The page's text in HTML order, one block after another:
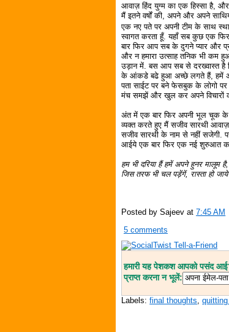
आवाज़ हिंद युग्म का एक हिस्सा है,
मैं इतने वर्षों की, अपने और अपने
एक नए पते पर अपनी टीम के साथ
स्वागत करता हूँ. यहाँ सब कुछ एक फिर
बार फिर आप सब के दुगने प्यार और
और न हमारा उत्साह तनिक भी कम
उड़ान में. बस आप सब से दरख्वास्त है
के आंकडे बढे हुआ अच्छे लगते हैं, हमें
पता साईट पर बने फेसबुक के लोगो
मंच समझें और खुल कर अपने विचारों
अंत में एक बार फिर अपनी भूल चूक
व्यक्त करते हुए मैं सजीव सारथी
सजीव सारथी के नाम से नहीं सजेगी.
आईये एक बार फिर एक नई शुरुआत
हम भी दरिया हैं हमें अपने हुनर मालूम है,
जिस तरफ भी चल पड़ेंगें, रास्ता हो
Posted bySajeev at7:45 AM
5 comments
हमारी यह पेशकश आपको पसंद
प्राप्त करना न भूलें:
Labels:final thoughts,